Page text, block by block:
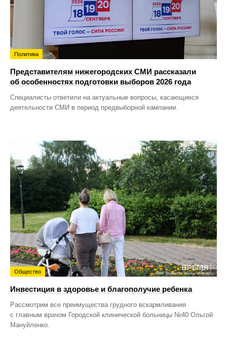
Политика
Представителям нижегородских СМИ рассказали
об особенностях подготовки выборов 2026 года
Специалисты ответили на актуальные вопросы, касающиеся
деятельности СМИ в период предвыборной кампании.
Общество
Инвестиция в здоровье и благополучие ребенка
Рассмотрим все преимущества грудного вскармливания
с главным врачом Городской клинической больницы №40 Ольгой
Мануйленко.